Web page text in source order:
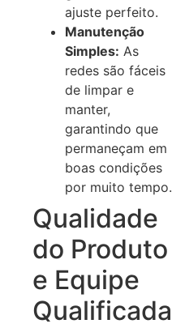
ajuste perfeito.
Manutenção
Simples: As
redes são fáceis
de limpar e
manter,
garantindo que
permaneçam em
boas condições
por muito tempo.
Qualidade
do Produto
e Equipe
Qualificada